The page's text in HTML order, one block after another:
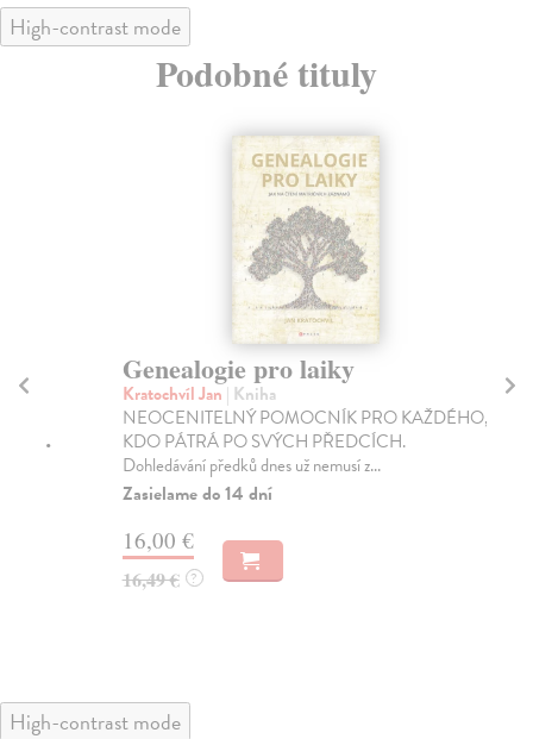
High-contrast mode
Podobné tituly
Genealogie pro laiky
Kratochvíl Jan| Kniha
NEOCENITELNÝ POMOCNÍK PRO KAŽDÉHO,
KDO PÁTRÁ PO SVÝCH PŘEDCÍCH.
Dohledávání předků dnes už nemusí z...
Zasielame do 14 dní
16,00 €
16,49 € ?
High-contrast mode